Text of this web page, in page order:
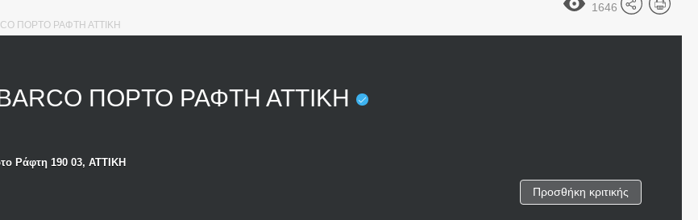
1646
ΠΟΡΤΟ ΡΑΦΤΗ ΑΤΤΙΚΗ
ΠΟΡΤΟ ΡΑΦΤΗ ΑΤΤΙΚΗ
Ράφτη 190 03, ΑΤΤΙΚΗ
Προσθήκη κριτικής